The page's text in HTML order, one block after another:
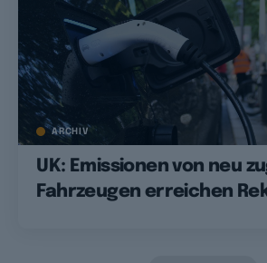
ARCHIV
UK: Emissionen von neu
Fahrzeugen erreichen